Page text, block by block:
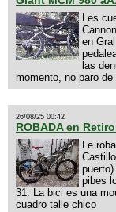
Les
en
las
momento, no paro
26/08/25 00:42
ROBADA en
Le
pibes
31. La bici es una
cuadro talle chico